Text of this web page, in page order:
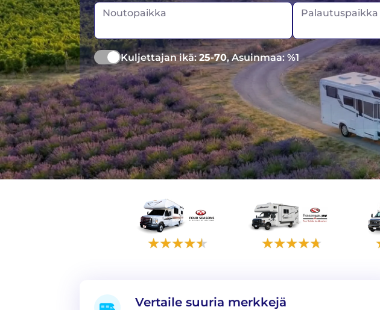
Noutopaikka Palautuspaikka
Kuljettajan ikä:25-70, Asuinmaa: %1
Vertaile suuria merkkejä